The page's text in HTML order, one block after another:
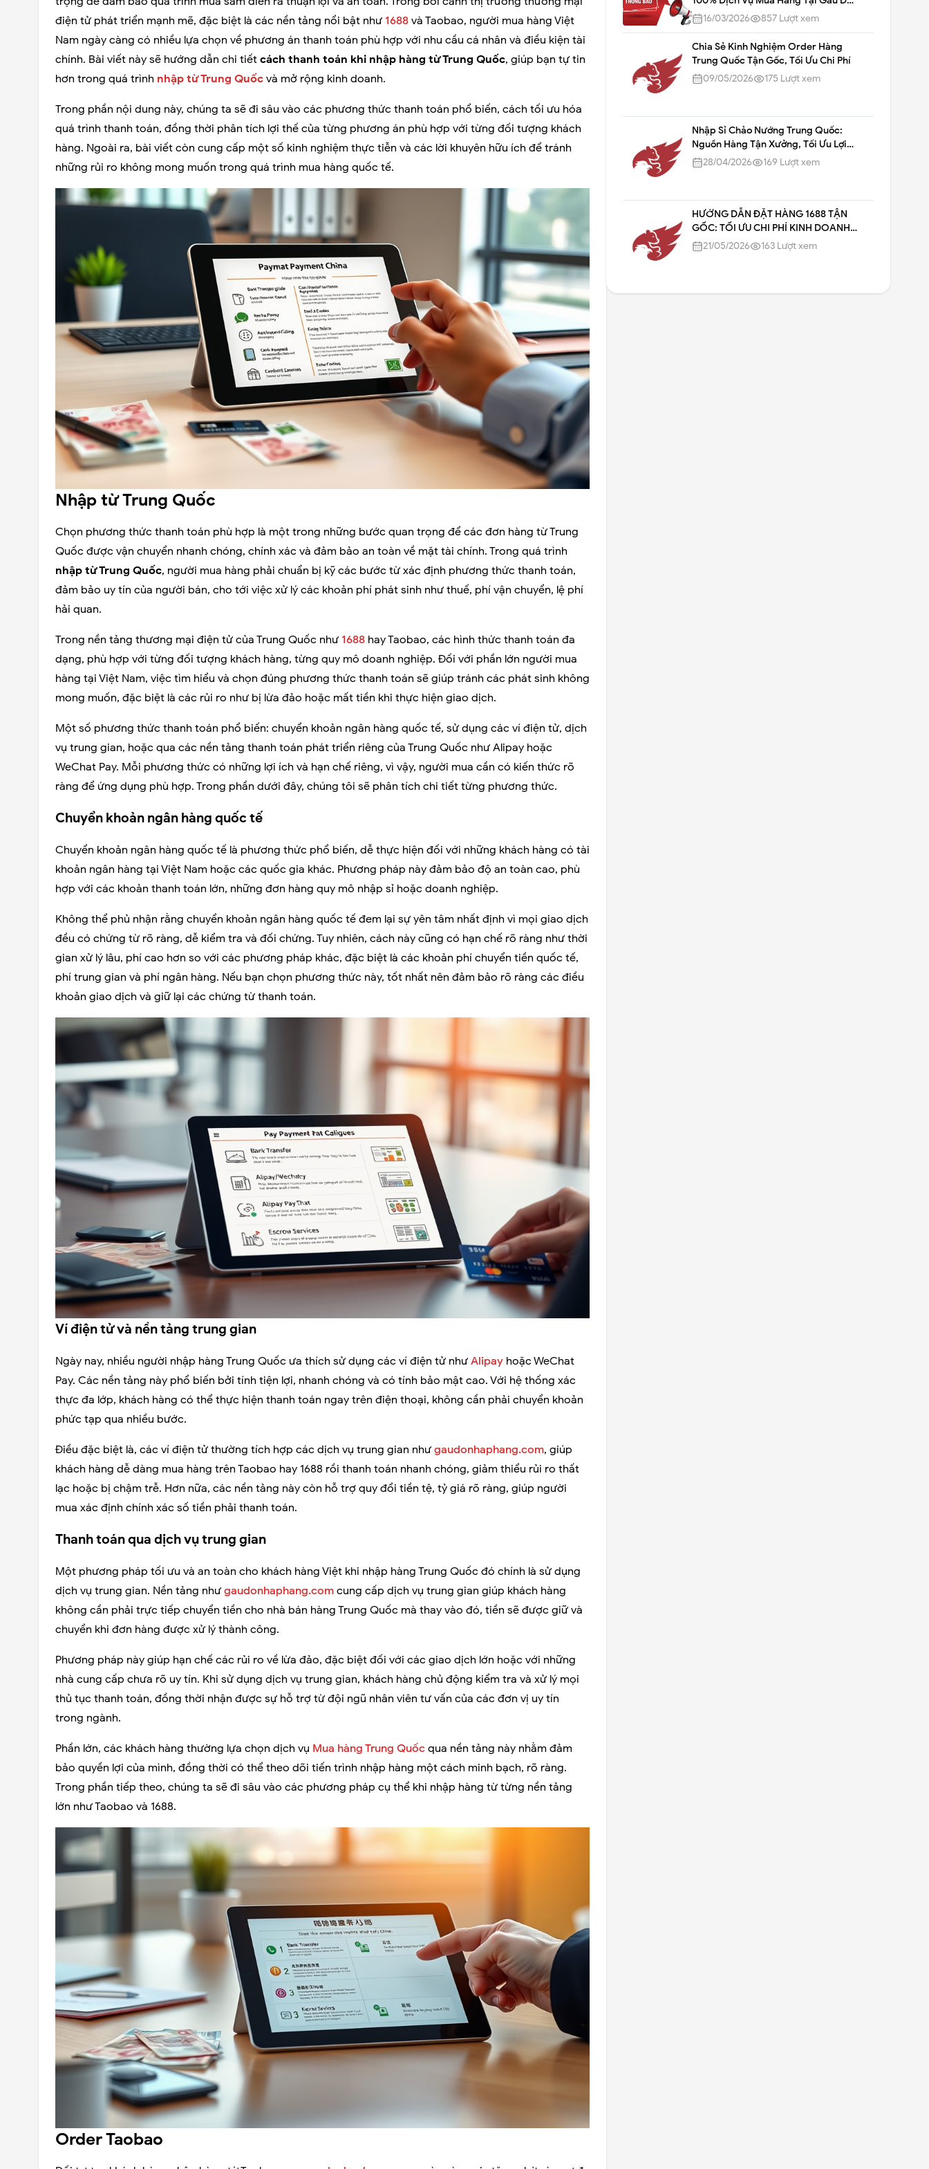
điện tử phát triển mạnh mẽ, đặc biệt là các nền tảng nổi bật như 1688 và Taobao, người mua hàng Việt
Nam ngày càng có nhiều lựa chọn về phương án thanh toán phù hợp với nhu cầu cá nhân và điều kiện tài
chính. Bài viết này sẽ hướng dẫn chi tiết cách thanh toán khi nhập hàng từ Trung Quốc, giúp bạn tự tin
hơn trong quá trình nhập từ Trung Quốc và mở rộng kinh doanh.
Trong phần nội dung này, chúng ta sẽ đi sâu vào các phương thức thanh toán phổ biến, cách tối ưu hóa
quá trình thanh toán, đồng thời phân tích lợi thế của từng phương án phù hợp với từng đối tượng khách
hàng. Ngoài ra, bài viết còn cung cấp một số kinh nghiệm thực tiễn và các lời khuyên hữu ích để tránh
những rủi ro không mong muốn trong quá trình mua hàng quốc tế.
Nhập từ Trung Quốc
Chọn phương thức thanh toán phù hợp là một trong những bước quan trọng để các đơn hàng từ Trung
Quốc được vận chuyển nhanh chóng, chính xác và đảm bảo an toàn về mặt tài chính. Trong quá trình
nhập từ Trung Quốc, người mua hàng phải chuẩn bị kỹ các bước từ xác định phương thức thanh toán,
đảm bảo uy tín của người bán, cho tới việc xử lý các khoản phí phát sinh như thuế, phí vận chuyển, lệ phí
hải quan.
Trong nền tảng thương mại điện tử của Trung Quốc như 1688 hay Taobao, các hình thức thanh toán đa
dạng, phù hợp với từng đối tượng khách hàng, từng quy mô doanh nghiệp. Đối với phần lớn người mua
hàng tại Việt Nam, việc tìm hiểu và chọn đúng phương thức thanh toán sẽ giúp tránh các phát sinh không
mong muốn, đặc biệt là các rủi ro như bị lừa đảo hoặc mất tiền khi thực hiện giao dịch.
Một số phương thức thanh toán phổ biến: chuyển khoản ngân hàng quốc tế, sử dụng các ví điện tử, dịch
vụ trung gian, hoặc qua các nền tảng thanh toán phát triển riêng của Trung Quốc như Alipay hoặc
WeChat Pay. Mỗi phương thức có những lợi ích và hạn chế riêng, vì vậy, người mua cần có kiến thức rõ
ràng để ứng dụng phù hợp. Trong phần dưới đây, chúng tôi sẽ phân tích chi tiết từng phương thức.
Chuyển khoản ngân hàng quốc tế
Chuyển khoản ngân hàng quốc tế là phương thức phổ biến, dễ thực hiện đối với những khách hàng có tài
khoản ngân hàng tại Việt Nam hoặc các quốc gia khác. Phương pháp này đảm bảo độ an toàn cao, phù
hợp với các khoản thanh toán lớn, những đơn hàng quy mô nhập sỉ hoặc doanh nghiệp.
Không thể phủ nhận rằng chuyển khoản ngân hàng quốc tế đem lại sự yên tâm nhất định vì mọi giao dịch
đều có chứng từ rõ ràng, dễ kiểm tra và đối chứng. Tuy nhiên, cách này cũng có hạn chế rõ ràng như thời
gian xử lý lâu, phí cao hơn so với các phương pháp khác, đặc biệt là các khoản phí chuyển tiền quốc tế,
phí trung gian và phí ngân hàng. Nếu bạn chọn phương thức này, tốt nhất nên đảm bảo rõ ràng các điều
khoản giao dịch và giữ lại các chứng từ thanh toán.
Ví điện tử và nền tảng trung gian
Ngày nay, nhiều người nhập hàng Trung Quốc ưa thích sử dụng các ví điện tử như Alipay hoặc WeChat
Pay. Các nền tảng này phổ biến bởi tính tiện lợi, nhanh chóng và có tính bảo mật cao. Với hệ thống xác
thực đa lớp, khách hàng có thể thực hiện thanh toán ngay trên điện thoại, không cần phải chuyển khoản
phức tạp qua nhiều bước.
Điều đặc biệt là, các ví điện tử thường tích hợp các dịch vụ trung gian như gaudonhaphang.com, giúp
khách hàng dễ dàng mua hàng trên Taobao hay 1688 rồi thanh toán nhanh chóng, giảm thiểu rủi ro thất
lạc hoặc bị chậm trễ. Hơn nữa, các nền tảng này còn hỗ trợ quy đổi tiền tệ, tỷ giá rõ ràng, giúp người
mua xác định chính xác số tiền phải thanh toán.
Thanh toán qua dịch vụ trung gian
Một phương pháp tối ưu và an toàn cho khách hàng Việt khi nhập hàng Trung Quốc đó chính là sử dụng
dịch vụ trung gian. Nền tảng như gaudonhaphang.com cung cấp dịch vụ trung gian giúp khách hàng
không cần phải trực tiếp chuyển tiền cho nhà bán hàng Trung Quốc mà thay vào đó, tiền sẽ được giữ và
chuyển khi đơn hàng được xử lý thành công.
Phương pháp này giúp hạn chế các rủi ro về lừa đảo, đặc biệt đối với các giao dịch lớn hoặc với những
nhà cung cấp chưa rõ uy tín. Khi sử dụng dịch vụ trung gian, khách hàng chủ động kiểm tra và xử lý mọi
thủ tục thanh toán, đồng thời nhận được sự hỗ trợ từ đội ngũ nhân viên tư vấn của các đơn vị uy tín
trong ngành.
Phần lớn, các khách hàng thường lựa chọn dịch vụ Mua hàng Trung Quốc qua nền tảng này nhằm đảm
bảo quyền lợi của mình, đồng thời có thể theo dõi tiến trình nhập hàng một cách minh bạch, rõ ràng.
Trong phần tiếp theo, chúng ta sẽ đi sâu vào các phương pháp cụ thể khi nhập hàng từ từng nền tảng
lớn như Taobao và 1688.
Order Taobao
Nhập Hàng
16/03/2026 857 Lượt xem
Chia Sẻ Kinh Nghiệm Order Hàng
Trung Quốc Tận Gốc, Tối Ưu Chi Phí
09/05/2026
175 Lượt xem
Nhập Sỉ Chảo Nướng Trung Quốc:
Nguồn Hàng Tận Xưởng, Tối Ưu Lợi
Nhuận Cùng Gấu Đỏ Nhập Hàng
28/04/2026 169 Lượt xem
HƯỚNG DẪN ĐẶT HÀNG 1688 TẬN
GỐC: TỐI ƯU CHI PHÍ KINH DOANH
202621/05/2026 163 Lượt xem